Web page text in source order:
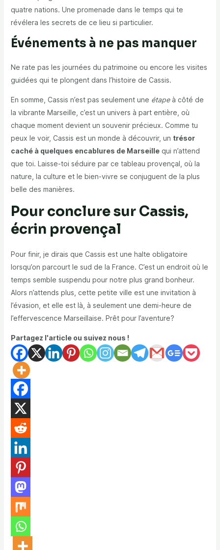
quatre nations. Une promenade dans le temps qui te
révélera les secrets de ce lieu si particulier.
Événements à ne pas manquer
Ne rate pas les journées du patrimoine ou encore les visites
guidées qui te plongent dans l’histoire de Cassis.
En somme, Cassis n’est pas seulement une étapeà côté de
la vibrante Marseille, c’est un univers à part entière, où
chaque moment devient un souvenir précieux. Comme tu
peux le voir, Cassis est un monde à découvrir, un trésor
caché à quelques encablures de Marseillequi n’attend
que toi. Laisse-toi séduire par ce tableau provençal, où la
nature, la culture et le bien-vivre se conjuguent de la plus
belle des manières.
Pour conclure sur Cassis,
écrin provençal
Pour finir, je dirais que Cassis est une halte obligatoire
lorsqu’on parcourt le sud de la France. C’est un endroit où le
temps semble suspendu pour notre plus grand bonheur.
Alors n’attends plus, cette petite ville est une invitation à
l’évasion, et elle est là, à seulement une demi-heure de
l’effervescence Marseillaise. Prêt pour l’aventure?
Partagez l'article ou suivez nous !